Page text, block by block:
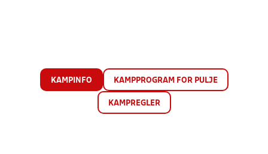
KAMPINFO KAMPPROGRAM FOR PULJE
KAMPREGLER